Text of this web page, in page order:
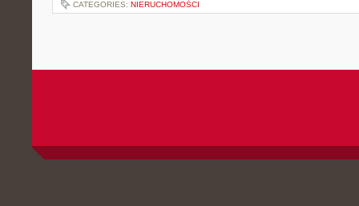
CATEGORIES: NIERUCHOMOŚCI